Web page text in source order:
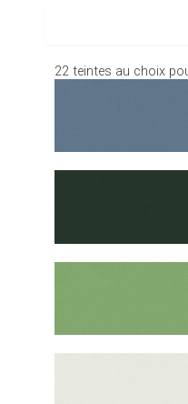
22 teintes au choix